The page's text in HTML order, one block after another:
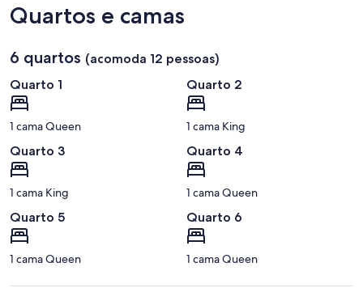
Quartos e camas
6 quartos (acomoda 12 pessoas)
Quarto 1
1 cama Queen
Quarto 2
1 cama King
Quarto 3
1 cama King
Quarto 4
1 cama Queen
Quarto 5
1 cama Queen
Quarto 6
1 cama Queen